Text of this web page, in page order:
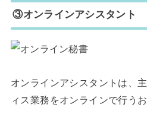
③オンラインアシスタント
オンラインアシスタントは、
ィス業務をオンラインで行うお